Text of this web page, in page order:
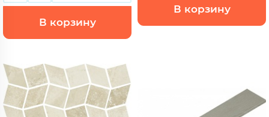
В корзину
В корзину